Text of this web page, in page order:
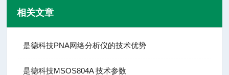
相关文章
是德科技PNA网络分析仪的技术优势
是德科技MSOS804A 技术参数